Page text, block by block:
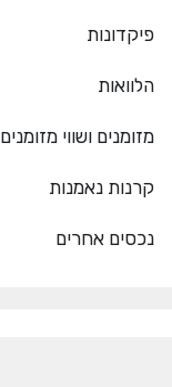
פיקדונות
הלוואות
מזומנים ושווי מזומנים
קרנות נאמנות
נכסים אחרים